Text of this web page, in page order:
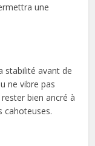
une
stabilité avant de
ne vibre pas
bien ancré à
cahoteuses.